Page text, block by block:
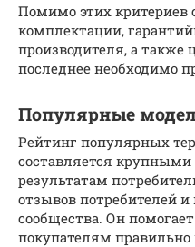
Помимо этих критериев
комплектации,
производителя, а также
последнее необходимо
Популярные
Рейтинг популярных
составляется
результатам
отзывов потребителей
сообщества. Он
покупателям